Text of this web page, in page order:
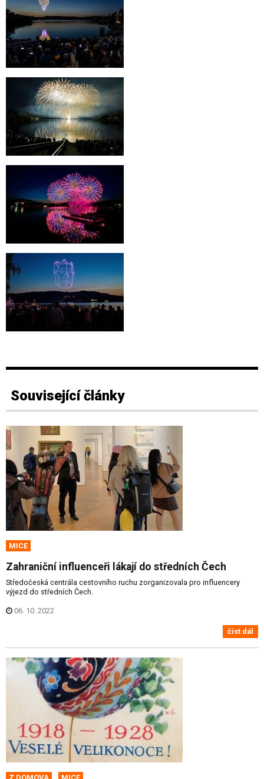
Související články
MICE
Zahraniční influenceři lákají do středních Čech
Středočeská centrála cestovního ruchu zorganizovala pro influencery
výjezd do středních Čech.
06. 10. 2022
číst dál